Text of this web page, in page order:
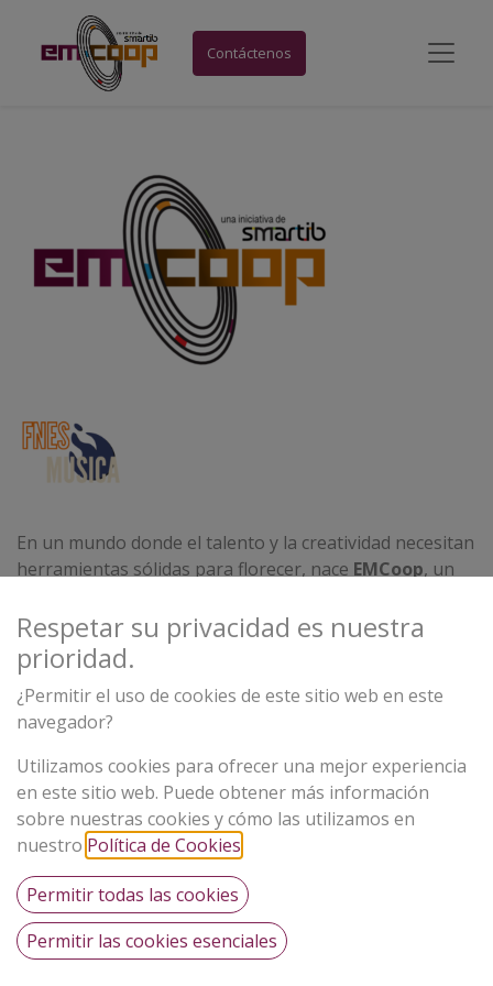
Contáctenos
En un mundo donde el talento y la creatividad necesitan
herramientas sólidas para florecer, nace EMCoop, un
emprendimiento juvenil en el sector musical y creativo.
Creemos en el poder transformador de la música, la
cultura y el cooperativismo como motores de cambio
social. Por eso, hemos desarrollado un entorno integral
acompañamiento personalizadoy la creación de
redes de colaboración para que los jóvenes
emprendedores puedan convertir sus ideas en
proyectos sostenibles y exitosos.
Respetar su privacidad es nuestra
prioridad.
¿Permitir el uso de cookies de este sitio web en este
navegador?
Utilizamos cookies para ofrecer una mejor experiencia
en este sitio web. Puede obtener más información
sobre nuestras cookies y cómo las utilizamos en
nuestro Política de Cookies
Permitir todas las cookies
Permitir las cookies esenciales